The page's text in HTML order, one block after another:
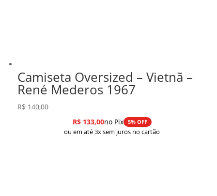
Camiseta Oversized – Vietnã –
René Mederos 1967
R$ 140,00
R$133,00no Pix 5% OFF
ou em até 3x sem juros no cartão